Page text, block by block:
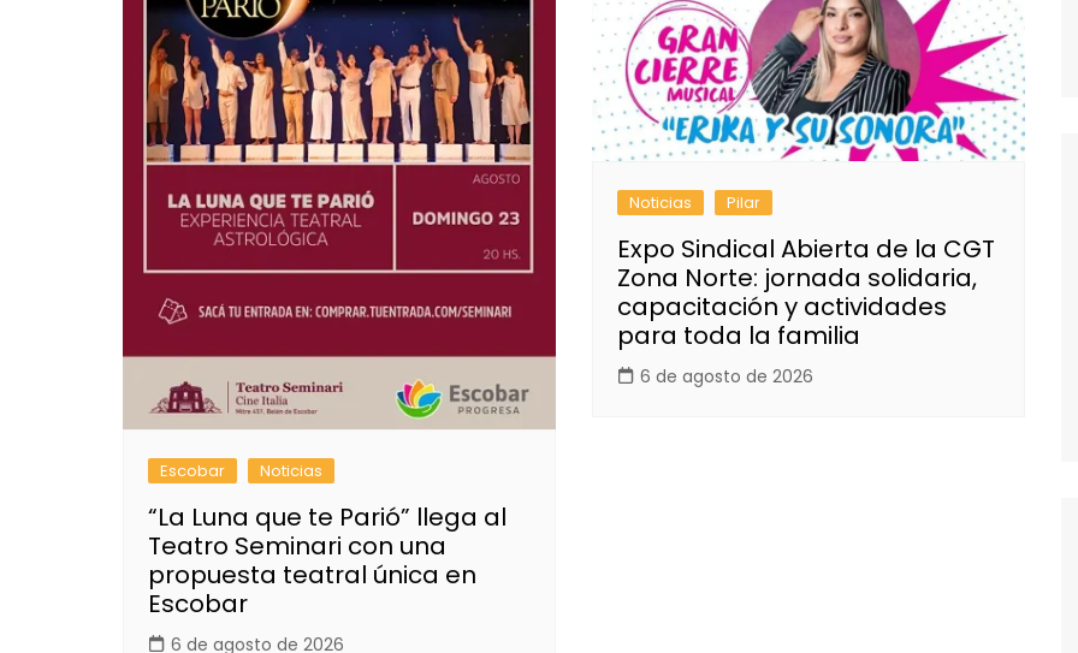
Escobar Noticias
“La Luna que te Parió” llega al
Teatro Seminari con una
propuesta teatral única en
Escobar
6 de agosto de 2026
Noticias Pilar
Expo Sindical Abierta de la CGT
Zona Norte: jornada solidaria,
capacitación y actividades
para toda la familia
6 de agosto de 2026